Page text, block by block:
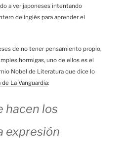
a ver japoneses intentando
de inglés para aprender el
de no tener pensamiento propio,
hormigas, uno de ellos es el
Nobel de Literatura que dice lo
La Vanguardia:
hacen los
expresión